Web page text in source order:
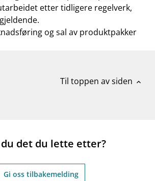
etter tidligere regelverk,
og sal av produktpakker
Til toppen av siden expand_less
det du lette etter?
Gi oss tilbakemelding